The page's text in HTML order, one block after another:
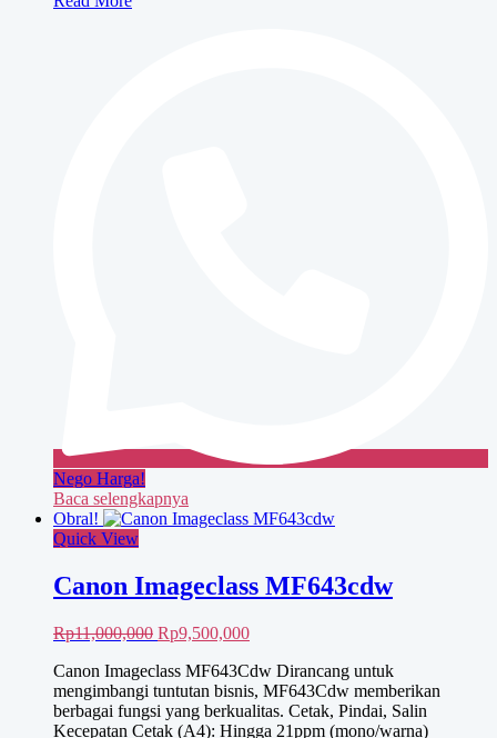
Nego Harga!
Baca selengkapnya
Obral!
Quick View
Canon Imageclass MF643cdw
Rp11,000,000 Harga
adalah:
Rp11,000,000.
Rp9,500,000Harga
ini
adalah:
Rp9,500,000.
Canon Imageclass MF643Cdw Dirancang untuk
mengimbangi tuntutan bisnis, MF643Cdw memberikan
berbagai fungsi yang berkualitas. Cetak, Pindai, Salin
Kecepatan Cetak (A4): Hingga 21ppm (mono/warna)